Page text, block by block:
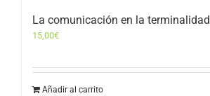
La comunicación en la terminalidad
15,00€
Añadir al carrito